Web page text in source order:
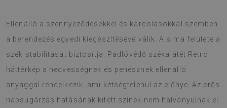
Ellenálló a szennyeződésekkel és karcolásokkal szemben
a berendezés egyedi kiegészítésévé válik. A sima felülete a
szék stabilitását biztosítja. Padlóvédő székalátét Retro
háttérkép a nedvességnek és penésznek ellenálló
anyaggal rendelkezik, ami kétségtelenül az előnye. Az erős
napsugárzás hatásának kitett színek nem halványulnak el